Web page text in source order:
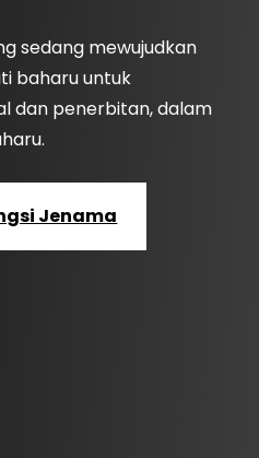
sedang mewujudkan
baharu untuk
dan penerbitan, dalam
Jenama